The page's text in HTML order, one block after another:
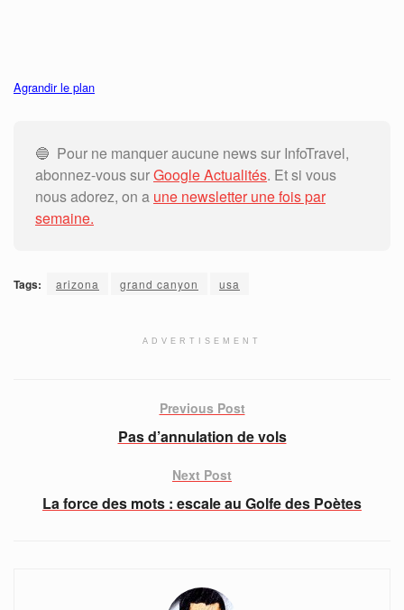
Agrandir le plan
🔵 Pour ne manquer aucune news sur InfoTravel,
abonnez-vous surGoogle Actualités. Et si vous
nous adorez, on a une newsletter une fois par
semaine.
Tags: arizona grand canyon usa
ADVERTISEMENT
Previous Post
Pas d’annulation de vols
Next Post
La force des mots : escale au Golfe des Poètes